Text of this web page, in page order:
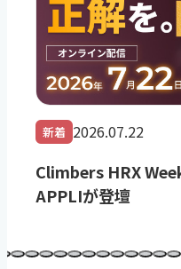
新着 2026.07.22
Climbers HRX
APPLIが登壇